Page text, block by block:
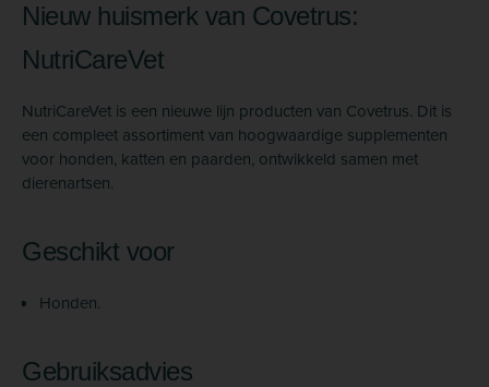
Nieuw huismerk van Covetrus:
NutriCareVet
NutriCareVet is een nieuwe lijn producten van Covetrus. Dit is
een compleet assortiment van hoogwaardige supplementen
voor honden, katten en paarden, ontwikkeld samen met
dierenartsen.
Geschikt voor
Honden.
Gebruiksadvies